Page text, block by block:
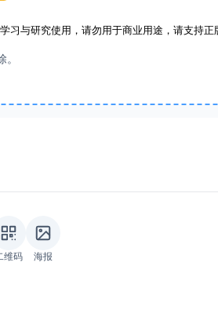
与研究使用，请勿用于商业用途，请支持正
。
维码 海报